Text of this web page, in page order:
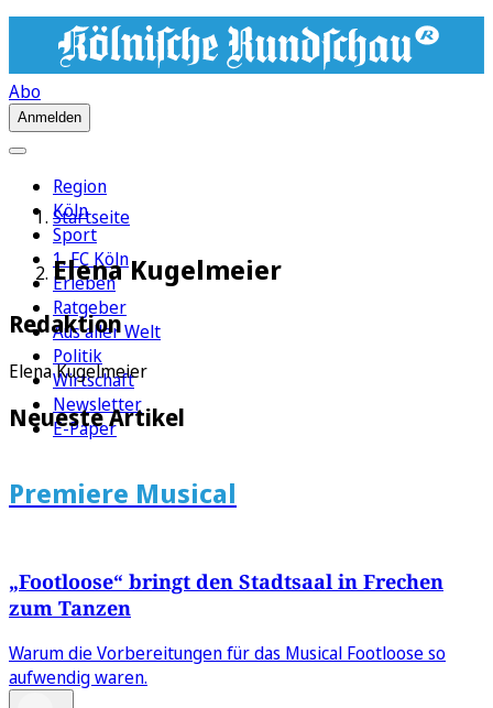
Abo
Anmelden
Region
Köln
Sport
1. FC Köln
Erleben
Ratgeber
Aus aller Welt
Politik
Wirtschaft
Newsletter
E-Paper
Startseite
Elena Kugelmeier
Redaktion
Elena Kugelmeier
Neueste Artikel
Premiere Musical
„Footloose“ bringt den Stadtsaal in Frechen
zum Tanzen
Warum die Vorbereitungen für das Musical Footloose so
aufwendig waren.